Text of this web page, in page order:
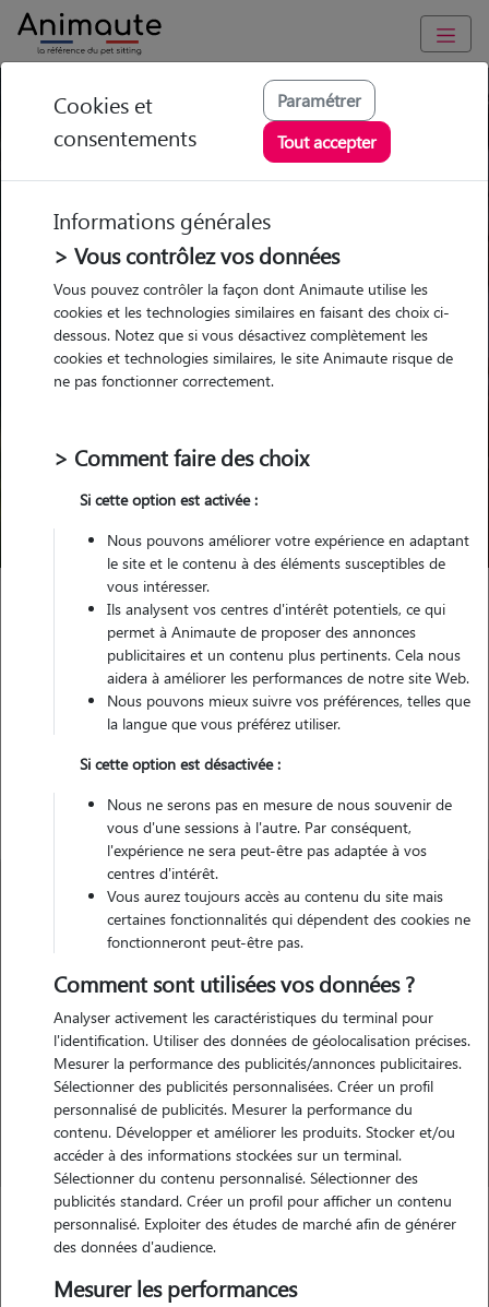
Trouvez votre gardien idéal !
Garde
chez le Pet Sitter
Garde
chez le Pet Sitter Visites
Visites
Pour quel animal ?
Trouver mon Pet Sitter
Garde animaux France Bretagne
Finistère
Concarneau
Nos gardiens à Concarneau
Delphine
CONCARNEAU 29900
appartement possède des animaux
Cookies et
consentements
Paramétrer
Tout accepter
Informations générales
> Vous contrôlez vos données
Vous pouvez contrôler la façon dont Animaute utilise les
cookies et les technologies similaires en faisant des choix ci-
dessous. Notez que si vous désactivez complètement les
cookies et technologies similaires, le site Animaute risque de
ne pas fonctionner correctement.
> Comment faire des choix
Si cette option est activée :
Nous pouvons améliorer votre expérience en adaptant
le site et le contenu à des éléments susceptibles de
vous intéresser.
Ils analysent vos centres d'intérêt potentiels, ce qui
permet à Animaute de proposer des annonces
publicitaires et un contenu plus pertinents. Cela nous
aidera à améliorer les performances de notre site Web.
Nous pouvons mieux suivre vos préférences, telles que
la langue que vous préférez utiliser.
Si cette option est désactivée :
Nous ne serons pas en mesure de nous souvenir de
vous d'une sessions à l'autre. Par conséquent,
l'expérience ne sera peut-être pas adaptée à vos
centres d'intérêt.
Vous aurez toujours accès au contenu du site mais
certaines fonctionnalités qui dépendent des cookies ne
fonctionneront peut-être pas.
Comment sont utilisées vos données ?
Analyser activement les caractéristiques du terminal pour
l'identification. Utiliser des données de géolocalisation précises.
Mesurer la performance des publicités/annonces publicitaires.
Sélectionner des publicités personnalisées. Créer un profil
personnalisé de publicités. Mesurer la performance du
contenu. Développer et améliorer les produits. Stocker et/ou
accéder à des informations stockées sur un terminal.
Sélectionner du contenu personnalisé. Sélectionner des
publicités standard. Créer un profil pour afficher un contenu
personnalisé. Exploiter des études de marché afin de générer
des données d'audience.
Mesurer les performances